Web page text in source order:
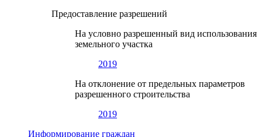
Предоставление разрешений
На условно разрешенный вид использования
земельного участка
2019
На отклонение от предельных параметров
разрешенного строительства
2019
Информирование граждан